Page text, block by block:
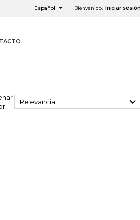
Bienvenido, Iniciar sesión
Español 
Relevancia 
×
×
×
×